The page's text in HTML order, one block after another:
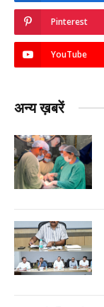
Pinterest
YouTube
अन्य ख़बरें